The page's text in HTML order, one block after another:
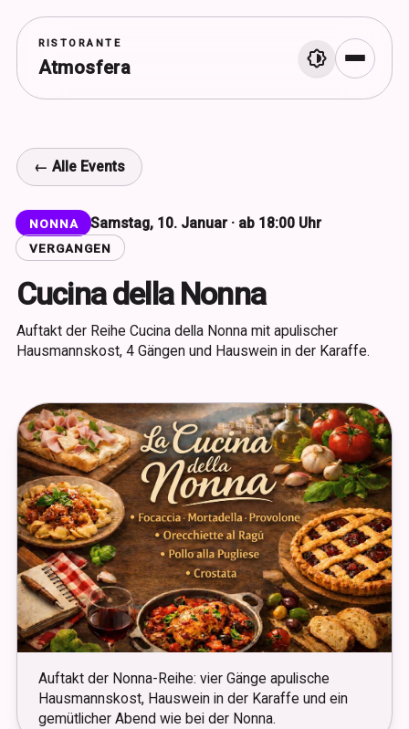
RISTORANTE
Atmosfera Menü
← Alle Events
NONNA Samstag, 10. Januar · ab 18:00 Uhr
VERGANGEN
Cucina della Nonna
Auftakt der Reihe Cucina della Nonna mit apulischer
Hausmannskost, 4 Gängen und Hauswein in der Karaffe.
Auftakt der Nonna-Reihe: vier Gänge apulische
Hausmannskost, Hauswein in der Karaffe und ein
gemütlicher Abend wie bei der Nonna.